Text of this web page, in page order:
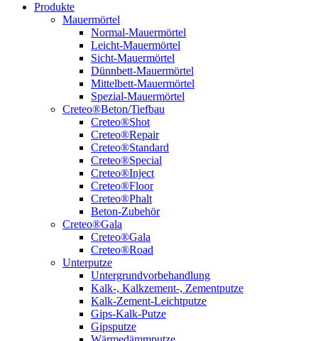
Produkte
Mauermörtel
Normal-Mauermörtel
Leicht-Mauermörtel
Sicht-Mauermörtel
Dünnbett-Mauermörtel
Mittelbett-Mauermörtel
Spezial-Mauermörtel
Creteo®Beton/Tiefbau
Creteo®Shot
Creteo®Repair
Creteo®Standard
Creteo®Special
Creteo®Inject
Creteo®Floor
Creteo®Phalt
Beton-Zubehör
Creteo®Gala
Creteo®Gala
Creteo®Road
Unterputze
Untergrundvorbehandlung
Kalk-, Kalkzement-, Zementputze
Kalk-Zement-Leichtputze
Gips-Kalk-Putze
Gipsputze